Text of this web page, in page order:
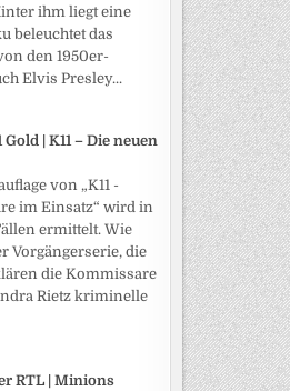
ihm liegt eine
beleuchtet das
den 1950er-
Elvis Presley...
Gold | K11 – Die neuen
von „K11 -
im Einsatz“ wird in
ermittelt. Wie
Vorgängerserie, die
die Kommissare
Rietz kriminelle
RTL | Minions